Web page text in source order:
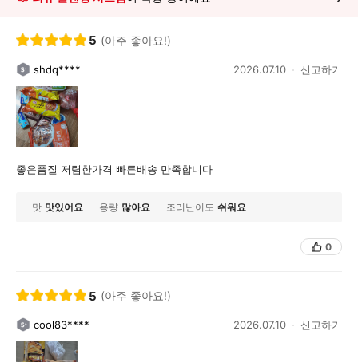
5 (아주 좋아요!)
shdq**** 2026.07.10 신고하기
좋은품질 저렴한가격 빠른배송 만족합니다
맛 맛있어요 용량 많아요 조리난이도 쉬워요
0
5 (아주 좋아요!)
cool83**** 2026.07.10 신고하기